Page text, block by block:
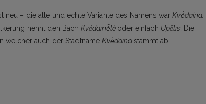
neu – die alte und echte Variante des Namens war Kvė́daina.
nennt den Bach Kvėdainė̃lė oder einfach Upẽlis. Die
welcher auch der Stadtname Kvė́daina stammt ab.